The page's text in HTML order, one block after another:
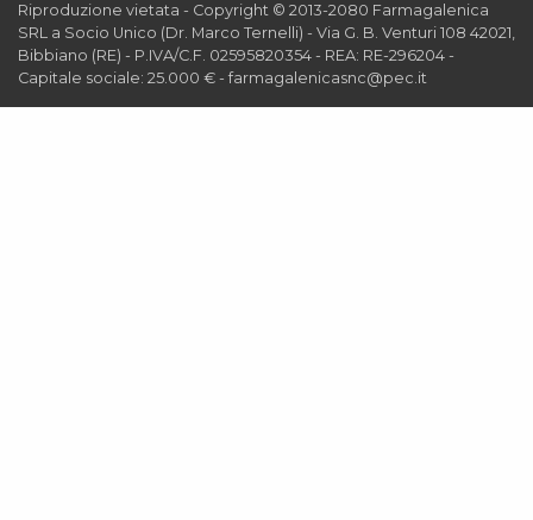
Riproduzione vietata - Copyright © 2013-2080 Farmagalenica
SRL a Socio Unico (Dr. Marco Ternelli) - Via G. B. Venturi 108 42021,
Bibbiano (RE) - P.IVA/C.F. 02595820354 - REA: RE-296204 -
Capitale sociale: 25.000 € - farmagalenicasnc@pec.it